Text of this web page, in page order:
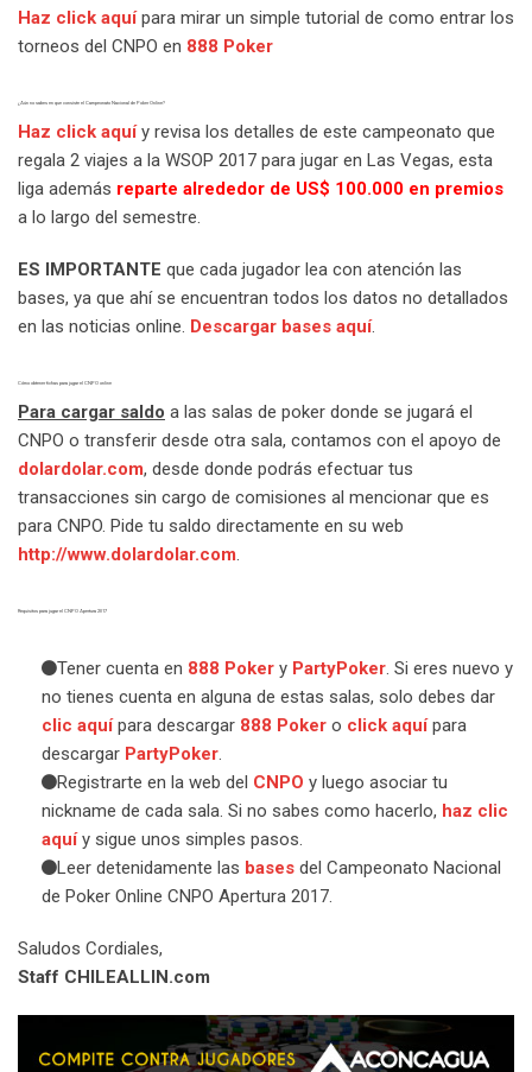
Haz click aquípara mirar un simple tutorial de como entrar los
torneos del CNPO en 888 Poker
¿Aún no sabes en que consiste el Campeonato Nacional de Poker Online?
Haz click aquíy revisa los detalles de este campeonato que
regala 2 viajes a la WSOP 2017 para jugar en Las Vegas, esta
liga además reparte alrededor de US$ 100.000 en premios
a lo largo del semestre.
ES IMPORTANTE que cada jugador lea con atención las
bases, ya que ahí se encuentran todos los datos no detallados
en las noticias online. Descargar bases aquí.
Cómo obtener fichas para jugar el CNPO online
Para cargar saldo a las salas de poker donde se jugará el
CNPO o transferir desde otra sala, contamos con el apoyo de
dolardolar.com, desde donde podrás efectuar tus
transacciones sin cargo de comisiones al mencionar que es
para CNPO. Pide tu saldo directamente en su web
http://www.dolardolar.com.
Requisitos para jugar el CNPO Apertura 2017
Tener cuenta en 888 Poker y PartyPoker. Si eres nuevo y
no tienes cuenta en alguna de estas salas, solo debes dar
clic aquípara descargar 888 Poker o click aquípara
descargar PartyPoker.
Registrarte en la web del CNPO y luego asociar tu
nickname de cada sala. Si no sabes como hacerlo, haz clic
aquíy sigue unos simples pasos.
Leer detenidamente las bases del Campeonato Nacional
de Poker Online CNPO Apertura 2017.
Saludos Cordiales,
Staff CHILEALLIN.com